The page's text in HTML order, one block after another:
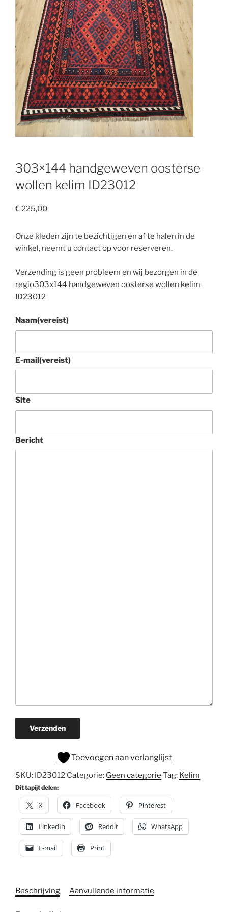
303×144 handgeweven oosterse
wollen kelim ID23012
€225,00
Onze kleden zijn te bezichtigen en af te halen in de
winkel, neemt u contact op voor reserveren.
Verzending is geen probleem en wij bezorgen in de
regio303x144 handgeweven oosterse wollen kelim
ID23012
Naam(vereist)
E-mail(vereist)
Site
Bericht
Verzenden
Toevoegen aan verlanglijst
SKU: ID23012 Categorie: Geen categorie Tag: Kelim
Dit tapijt delen:
X Facebook Pinterest
LinkedIn Reddit WhatsApp
E-mail Print
Beschrijving Aanvullende informatie